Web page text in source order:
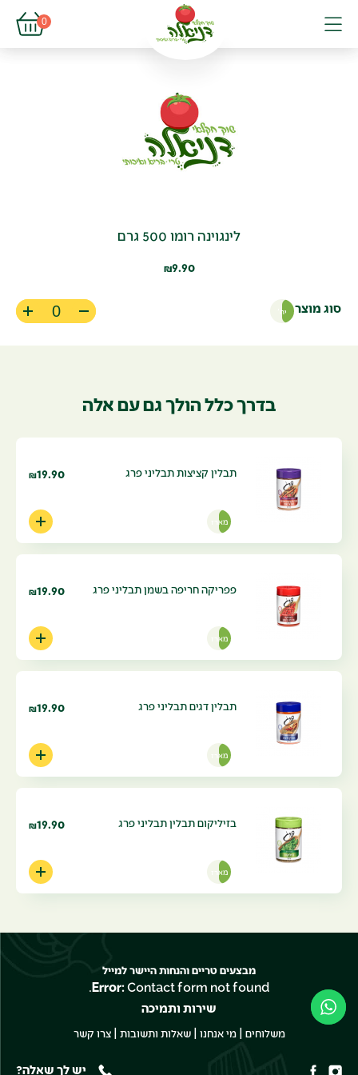
0
פתיחת
פתיחת
לינגוינה רומו 500 גרם
₪9.90
סוג מוצר יח'
בדרך כלל הולך גם עם אלה
תבלין קציצות תבליני פרג ₪19.90
מארז
פפריקה חריפה בשמן תבליני פרג ₪19.90
מארז
תבלין דגים תבליני פרג ₪19.90
מארז
בזיליקום תבלין תבליני פרג ₪19.90
מארז
מבצעים טריים והנחות היישר למייל
Error:Contact form not found.
שירות ותמיכה
משלוחים |מי אנחנו |שאלות ותשובות |צרו קשר
יש לך שאלה?